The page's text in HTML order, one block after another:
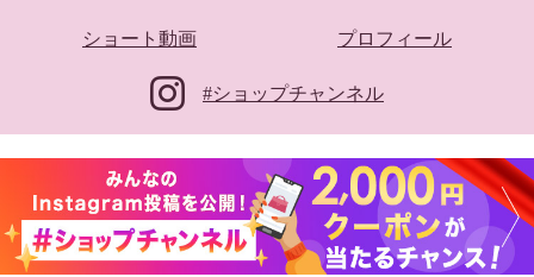
ショート動画 プロフィール
#ショップチャンネル